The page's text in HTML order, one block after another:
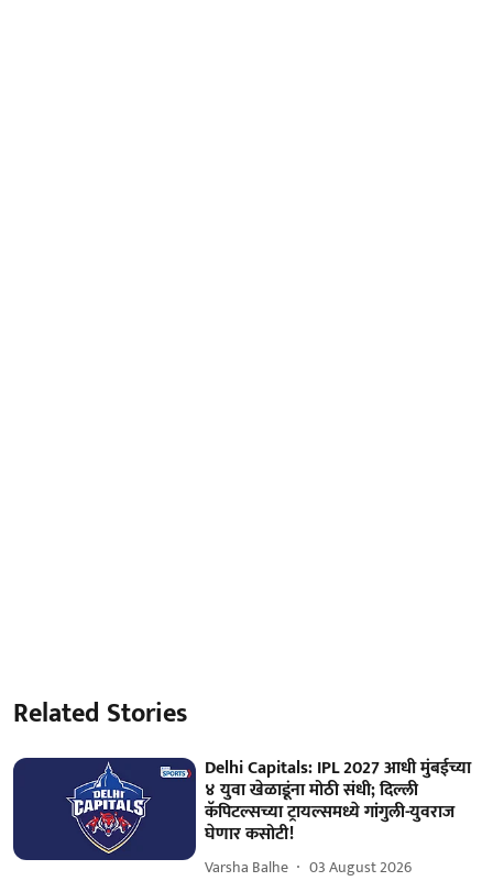
Related Stories
Delhi Capitals: IPL 2027 आधी मुंबईच्या
४ युवा खेळाडूंना मोठी संधी; दिल्ली
कॅपिटल्सच्या ट्रायल्समध्ये गांगुली-युवराज
घेणार कसोटी!
Varsha Balhe 03 August 2026